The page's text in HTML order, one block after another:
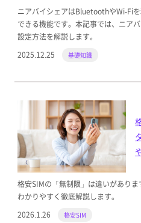
ニアバイシェアはBluetoothやWi-Fi
できる機能です。本記事では、ニア
設定方法を解説します。
2025.12.25
基礎知識
格安SIMの「無制限」は違いがあり
わかりやすく徹底解説します。
2026.1.26
格安SIM